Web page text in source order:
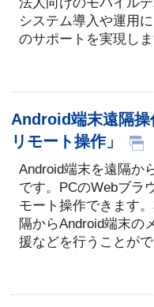
システム導入や運用
のサポートを実現しま
Android端末遠隔操
リモート操作」
Android端末を遠隔か
です。PCのWebブラ
モート操作できます
隔からAndroid端末の
援などを行うことがで